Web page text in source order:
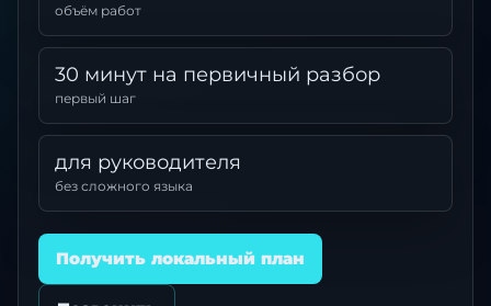
объём работ
30 минут на первичный разбор
первый шаг
для руководителя
без сложного языка
Получить локальный план